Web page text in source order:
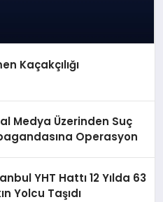
Kaçakçılığı
Medya Üzerinden Suç
Operasyon
YHT Hattı 12 Yılda 63
Yolcu Taşıdı